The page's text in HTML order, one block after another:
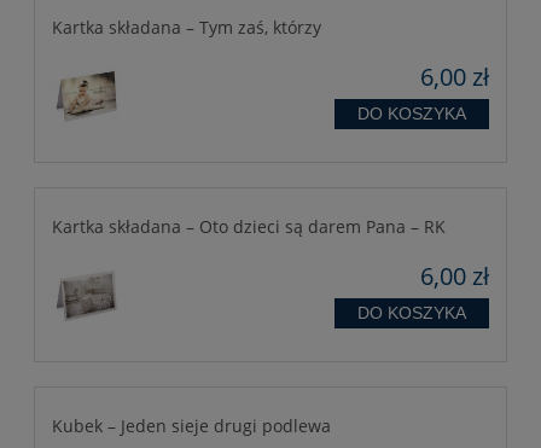
Kartka składana – Tym zaś, którzy
6,00 zł
DO KOSZYKA
Kartka składana – Oto dzieci są darem Pana – RK
6,00 zł
DO KOSZYKA
Kubek – Jeden sieje drugi podlewa